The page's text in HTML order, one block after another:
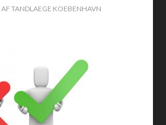
AFTANDLAEGE KOEBENHAVN